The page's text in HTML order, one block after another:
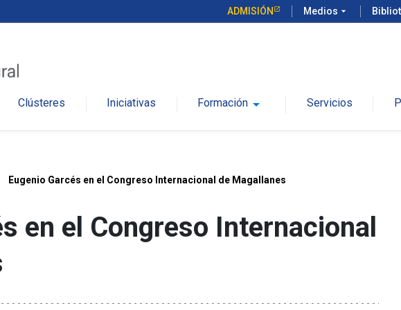
ADMISIÓN Medios arrow_drop_down
Clústeres Iniciativas Formación arrow_drop_down Servicios
Eugenio Garcés en el Congreso Internacional de Magallanes
en el Congreso Internacional